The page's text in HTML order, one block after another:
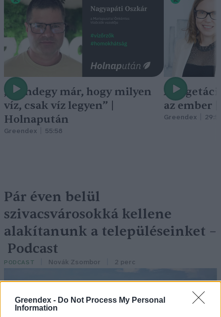
Greendex - Do Not Process My Personal
Information
„Mindegy már, hogy milyen
víz, csak víz legyen” |
Holnapután
Greendex 55:58
A
az ember
Greendex
Pár éven belül
szivacsvárosokká kellene
alakítanunk a településeinket –
Podcast
PODCAST Novák Zsombor 2 perc